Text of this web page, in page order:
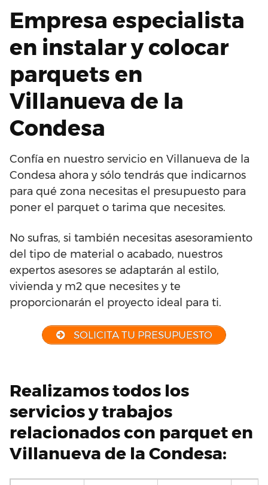
Empresa especialista
en instalar y colocar
parquets en
Villanueva de la
Condesa
Confía en nuestro servicio en Villanueva de la
Condesa ahora y sólo tendrás que indicarnos
para qué zona necesitas el presupuesto para
poner el parquet o tarima que necesites.
No sufras, si también necesitas asesoramiento
del tipo de material o acabado, nuestros
expertos asesores se adaptarán al estilo,
vivienda y m2 que necesites y te
proporcionarán el proyecto ideal para ti.
SOLICITA TU PRESUPUESTO
Realizamos todos los
servicios y trabajos
relacionados con parquet en
Villanueva de la Condesa: